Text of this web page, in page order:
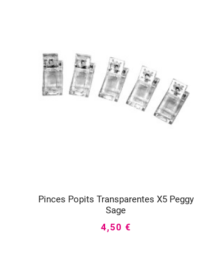
Pinces Popits Transparentes X5 Peggy
Sage
 
4,50 €